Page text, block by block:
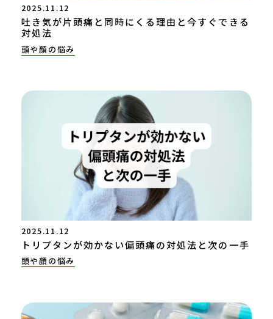
2025.11.12
吐き気が片頭痛と同時にくる理由と今すぐできる
対処法
頭や顔の悩み
2025.11.12
トリプタンが効かない偏頭痛の対処法と次の一手
頭や顔の悩み